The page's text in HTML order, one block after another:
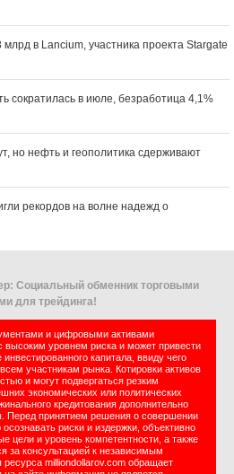
в Lancium, участника проекта Stargate
сократилась в июле, безработица 4,1%
но нефть и геополитика сдерживают
рекордов на волне надежд о
Социальный обменник торговыми
для трейдинга!
и цифровыми активами
высоким уровнем риска и может привести
капитала, ввиду чего
участникам рынка. Котировки активов
и могут подвергаться резким
экономических или политических
кредитования дополнительно
Перед принятием решения о совершении
риски и издержки, объективно
цели и уровень компетентности, а также
за консультацией к независимым
milliondollarov.com обращает